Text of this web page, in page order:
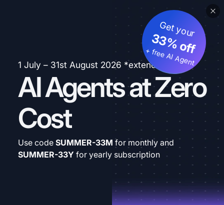
1 July – 31st August 2026 *extended
AI Agents at Zero
Cost
Get your
33% off
+ free AI Agent
Use code SUMMER-33M for monthly and
SUMMER-33Y for yearly subscription